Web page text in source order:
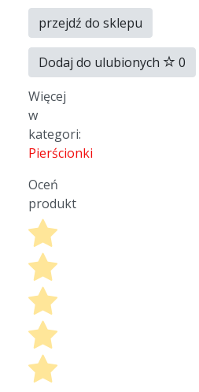
przejdź do sklepu
Dodaj do ulubionych
0
Więcej
w
kategori:
Pierścionki
Oceń
produkt